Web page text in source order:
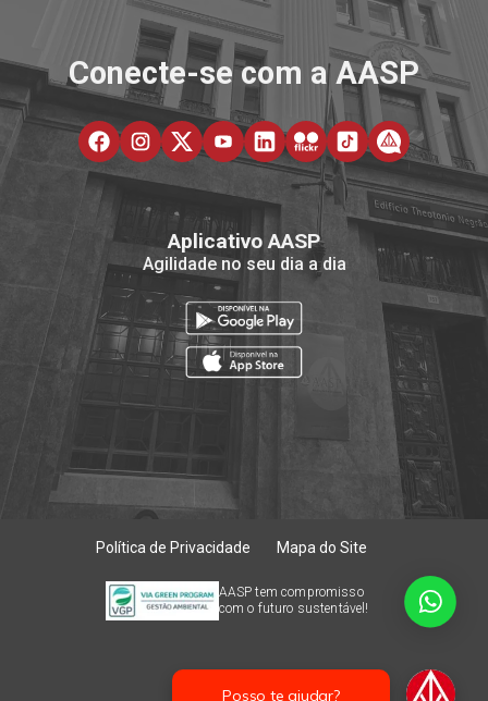
Conecte-se com a AASP
Aplicativo AASP
Agilidade no seu dia a dia
Política de Privacidade Mapa do Site
AASP tem compromisso
com o futuro sustentável!